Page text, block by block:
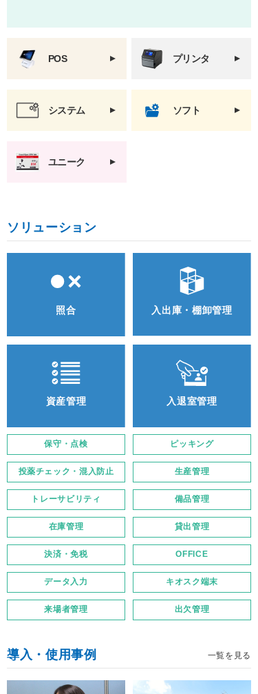
POS プリンタ
システム ソフト
ユニーク
ソリューション
照合 入出庫・棚卸管理
資産管理 入退室管理
保守・点検 ピッキング
投薬チェック・混入防止 生産管理
トレーサビリティ 備品管理
在庫管理 貸出管理
決済・免税 OFFICE
データ入力 キオスク端末
来場者管理 出欠管理
導入・使用事例 一覧を見る